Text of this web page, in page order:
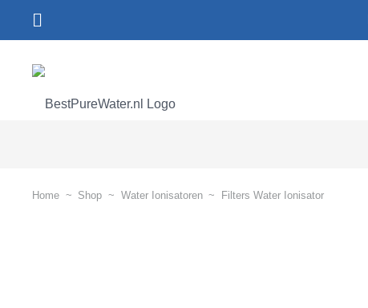
Home ~ Shop ~ Water Ionisatoren ~ Filters Water Ionisator